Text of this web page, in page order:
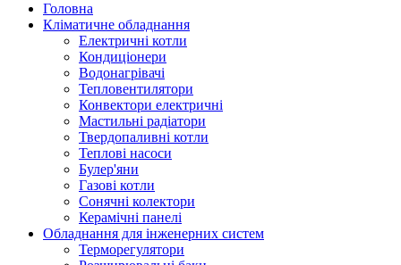
Головна
Кліматичне обладнання
Електричні котли
Кондиціонери
Водонагрівачі
Тепловентилятори
Конвектори електричні
Мастильні радіатори
Твердопаливні котли
Теплові насоси
Булер'яни
Газові котли
Сонячні колектори
Керамічні панелі
Обладнання для інженерних систем
Терморегулятори